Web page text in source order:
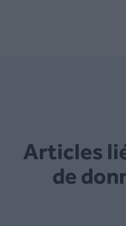
Articles liés aux bases
de